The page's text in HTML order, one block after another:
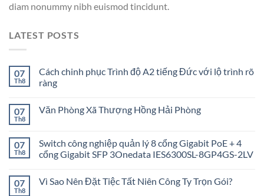
diam nonummy nibh euismod tincidunt.
LATEST POSTS
07
Th8
Cách chinh phục Trình độ A2 tiếng Đức với lộ trình rõ
ràng
07
Th8
Văn Phòng Xã Thượng Hồng Hải Phòng
07
Th8
Switch công nghiệp quản lý 8 cổng Gigabit PoE + 4
cổng Gigabit SFP 3Onedata IES6300SL-8GP4GS-2LV
07
Th8
Vì Sao Nên Đặt Tiệc Tất Niên Công Ty Trọn Gói?